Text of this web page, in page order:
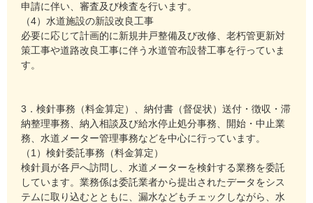
申請に伴い、審査及び検査を行います。
（4）水道施設の新設改良工事
必要に応じて計画的に新規井戸整備及び改修、老朽管更新対
策工事や道路改良工事に伴う水道管布設替工事を行っていま
す。
3．検針事務（料金算定）、納付書（督促状）送付・徴収・滞
納整理事務、納入相談及び給水停止処分事務、開始・中止業
務、水道メーター管理事務などを中心に行っています。
（1）検針委託事務（料金算定）
検針員が各戸へ訪問し、水道メーターを検針する業務を委託
しています。業務係は委託業者から提出されたデータをシス
テムに取り込むとともに、漏水などもチェックしながら、水